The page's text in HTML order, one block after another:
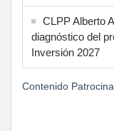
CLPP Alberto
diagnóstico del
Inversión 2027
Contenido